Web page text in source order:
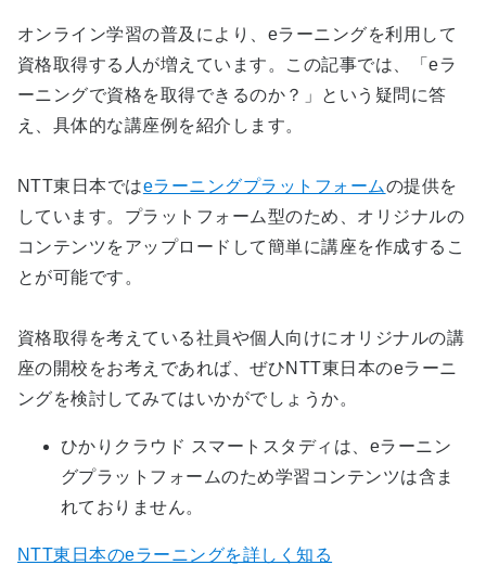
オンライン学習の普及により、eラーニングを利用して
資格取得する人が増えています。この記事では、「eラ
ーニングで資格を取得できるのか？」という疑問に答
え、具体的な講座例を紹介します。
NTT東日本ではeラーニングプラットフォームの提供を
しています。プラットフォーム型のため、オリジナルの
コンテンツをアップロードして簡単に講座を作成するこ
とが可能です。
資格取得を考えている社員や個人向けにオリジナルの講
座の開校をお考えであれば、ぜひNTT東日本のeラーニ
ングを検討してみてはいかがでしょうか。
ひかりクラウド スマートスタディは、eラーニン
グプラットフォームのため学習コンテンツは含ま
れておりません。
NTT東日本のeラーニングを詳しく知る